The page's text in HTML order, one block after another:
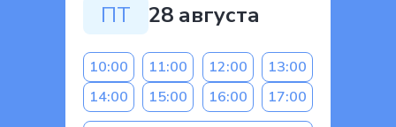
ПТ 28 августа
10:00 11:00 12:00
13:00
14:00
15:00 16:00 17:00